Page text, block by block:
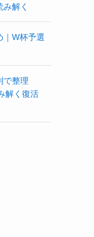
解く
｜W杯予選
で整理
解く復活